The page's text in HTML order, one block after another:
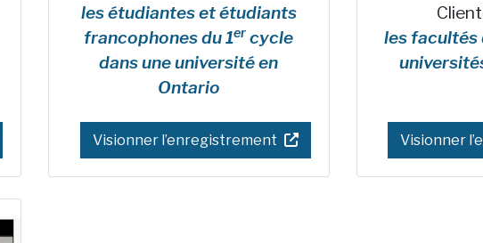
les étudiantes et étudiants
francophones du 1er cycle
dans une université en
Ontario
Visionner l’enregistrement
les facultés
Visionner